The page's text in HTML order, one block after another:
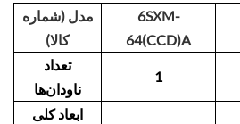
مدل (شماره
کالا)
6SXM-
64(CCD)A
تعداد
ناودان‌ها
1
ابعاد کلی